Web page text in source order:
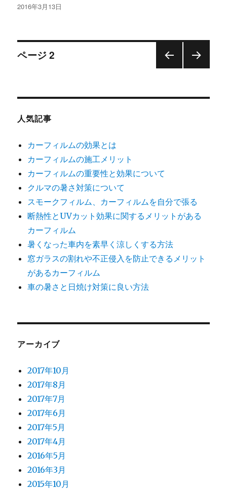
投
2016年3月13日
投
ナ
ビ
ゲ
ー
シ
ョ
ン
ページ2
人気記事
カーフィルムの効果とは
カーフィルムの施工メリット
カーフィルムの重要性と効果について
クルマの暑さ対策について
スモークフィルム、カーフィルムを自分で張る
断熱性とUVカット効果に関するメリットがある
カーフィルム
暑くなった車内を素早く涼しくする方法
窓ガラスの割れや不正侵入を防止できるメリット
があるカーフィルム
車の暑さと日焼け対策に良い方法
アーカイブ
2017年10月
2017年8月
2017年7月
2017年6月
2017年5月
2017年4月
2016年5月
2016年3月
2015年10月